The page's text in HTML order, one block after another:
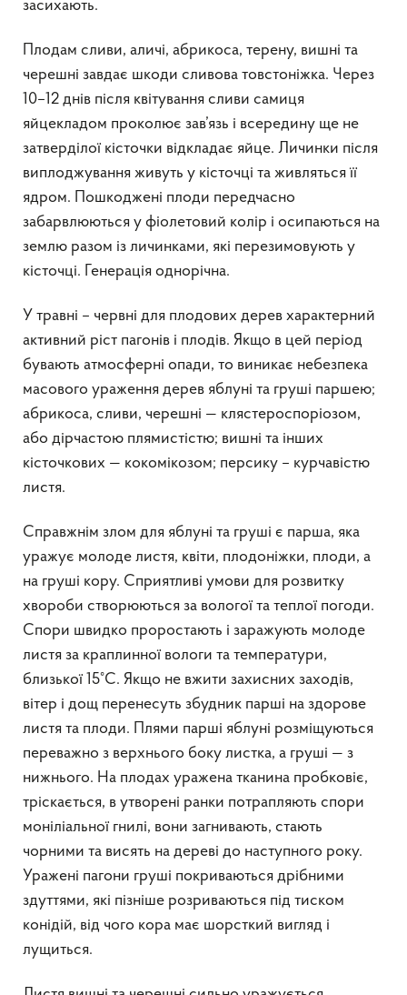
засихають.
Плодам сливи, аличі, абрикоса, терену, вишні та
черешні завдає шкоди сливова товстоніжка. Через
10–12 днів після квітування сливи самиця
яйцекладом проколює зав’язь і всередину ще не
затверділої кісточки відкладає яйце. Личинки після
виплоджування живуть у кісточці та живляться її
ядром. Пошкоджені плоди передчасно
забарвлюються у фіолетовий колір і осипаються на
землю разом із личинками, які перезимовують у
кісточці. Генерація однорічна.
У травні – червні для плодових дерев характерний
активний ріст пагонів і плодів. Якщо в цей період
бувають атмосферні опади, то виникає небезпека
масового ураження дерев яблуні та груші паршею;
абрикоса, сливи, черешні — клястероспоріозом,
або дірчастою плямистістю; вишні та інших
кісточкових — кокомікозом; персику – курчавістю
листя.
Справжнім злом для яблуні та груші є парша, яка
уражує молоде листя, квіти, плодоніжки, плоди, а
на груші кору. Сприятливі умови для розвитку
хвороби створюються за вологої та теплої погоди.
Спори швидко проростають і заражують молоде
листя за краплинної вологи та температури,
близької 15°C. Якщо не вжити захисних заходів,
вітер і дощ перенесуть збудник парші на здорове
листя та плоди. Плями парші яблуні розміщуються
переважно з верхнього боку листка, а груші — з
нижнього. На плодах уражена тканина пробковіє,
тріскається, в утворені ранки потрапляють спори
моніліальної гнилі, вони загнивають, стають
чорними та висять на дереві до наступного року.
Уражені пагони груші покриваються дрібними
здуттями, які пізніше розриваються під тиском
конідій, від чого кора має шорсткий вигляд і
лущиться.